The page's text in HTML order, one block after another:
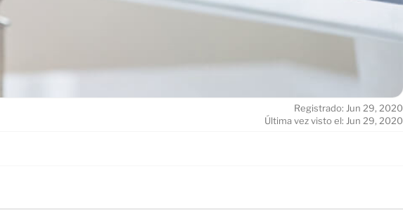
Registrado: Jun 29, 2020
Última vez visto el: Jun 29, 2020